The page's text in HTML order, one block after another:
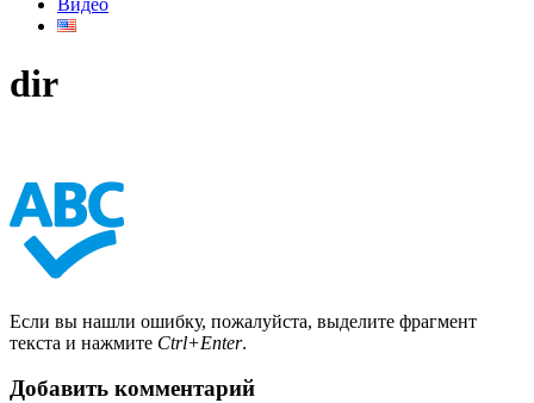
Видео
dir
Если вы нашли ошибку, пожалуйста, выделите фрагмент
текста и нажмите Ctrl+Enter.
Добавить комментарий